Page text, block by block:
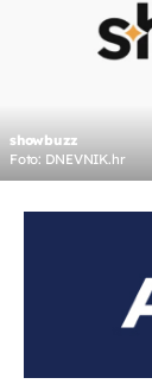
showbuzz
Foto: DNEVNIK.hr